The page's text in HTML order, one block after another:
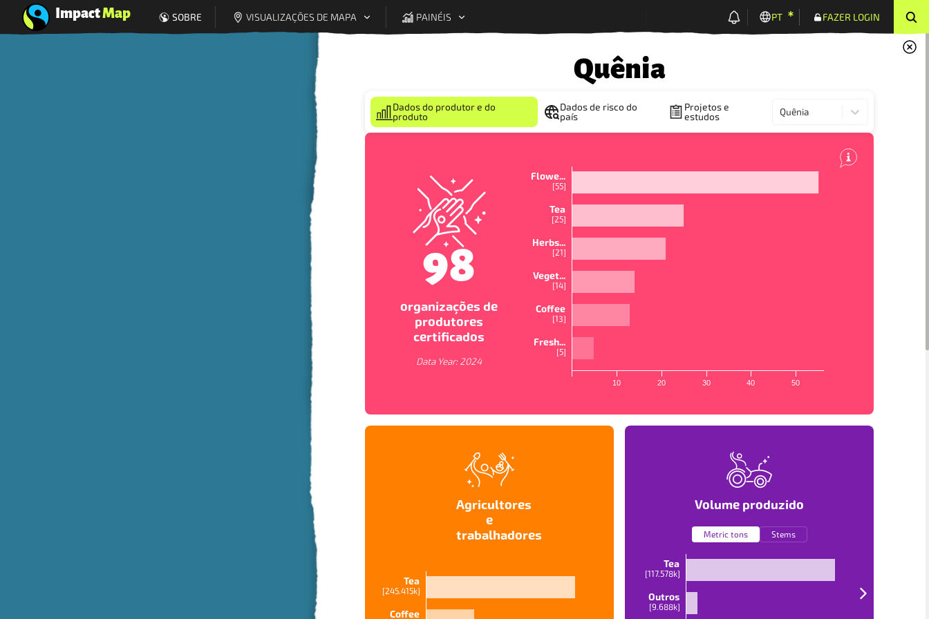
ImpactMap SOBRE VISUALIZAÇÕES DE MAPA PAINÉIS PT FAZER LOGIN
Quênia
Dados do produtor e do
produto
Dados de risco do
país
Projetos e
estudos
Quênia
98
organizações de
produtores
certificados
Data Year:2024
Flowe...
[55]
Tea
[25]
Herbs...
[21]
Veget...
[14]
Coffee
[13]
Fresh...
[5]
10 20 30 40 50
Agricultores
e
trabalhadores
Tea
[245.415k]
Coffee
Volume produzido
Metric tons Stems
Tea
[117.578k]
Outros
[9.688k]